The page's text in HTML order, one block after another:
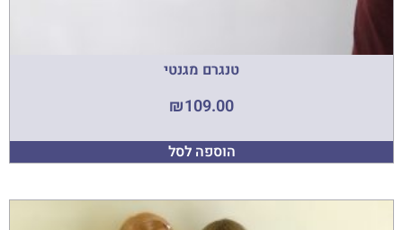
טנגרם מגנטי
₪109.00
הוספה לסל